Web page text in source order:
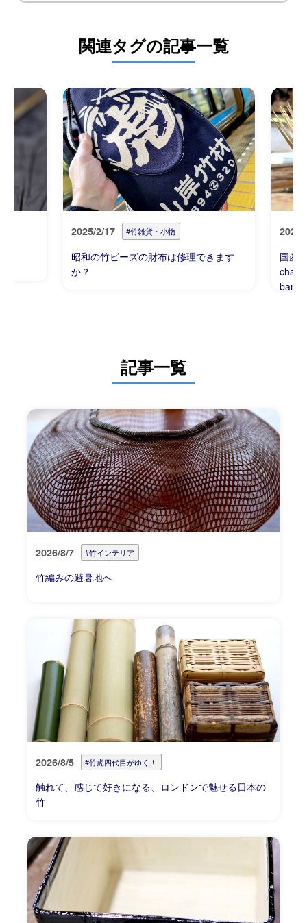
関連タグの記事一覧
2025/2/17 #竹雑貨・小物
昭和の竹ビーズの財布は修理できます
か？
2025/
国産
記事一覧
2026/8/7 #竹インテリア
竹編みの避暑地へ
2026/8/5 #竹虎四代目がゆく！
触れて、感じて好きになる、ロンドンで魅せる日本の
竹